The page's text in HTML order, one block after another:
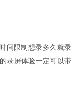
间限制想录多久就录
录屏体验一定可以带